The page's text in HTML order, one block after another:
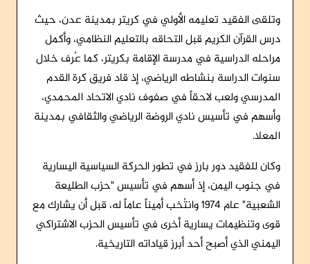
وتلقى الفقيد تعليمه الأولي في كريتر بمدينة عدن، حيث
درس القرآن الكريم قبل التحاقه بالتعليم النظامي، وأكمل
مراحله الدراسية في مدرسة الإقامة بكريتر، كما عُرف خلال
سنوات الدراسة بنشاطه الرياضي، إذ قاد فريق كرة القدم
المدرسي ولعب لاحقاً في صفوف نادي الاتحاد المحمدي،
وأسهم في تأسيس نادي الروضة الرياضي والثقافي بمدينة
المعلا.
وكان للفقيد دور بارز في تطور الحركة السياسية اليسارية
في جنوب اليمن، إذ أسهم في تأسيس "حزب الطليعة
الشعبية" عام 1974 وانتُخب أميناً عاماً له، قبل أن يشارك مع
قوى وتنظيمات يسارية أخرى في تأسيس الحزب الاشتراكي
اليمني الذي أصبح أحد أبرز قياداته التاريخية.